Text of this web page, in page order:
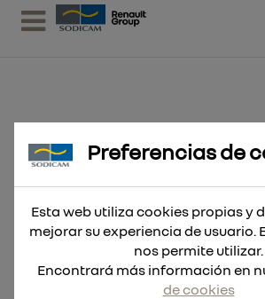
Hoja Sable THE
NITRUS Carbide
Preferencias de
Esta web utiliza cookies propias y
mejorar su experiencia de usuario.
nos permite utilizar.
Encontrará más información en
de cookies